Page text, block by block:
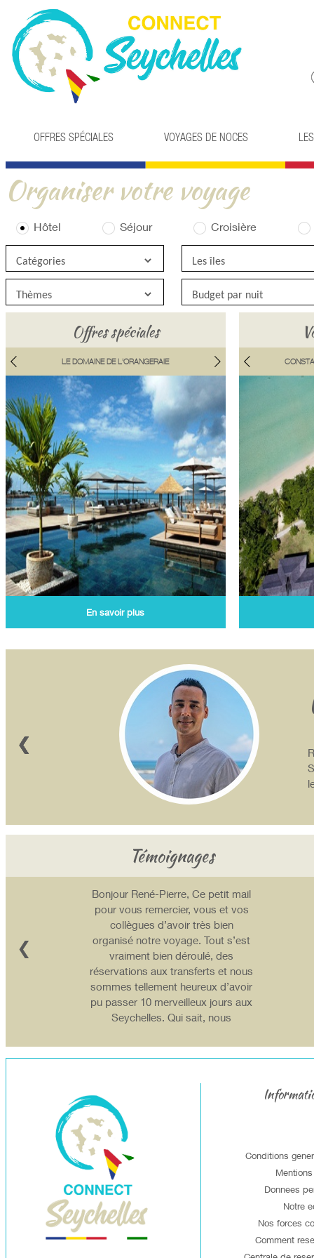
OFFRES SPÉCIALES VOYAGES DE NOCES
Organiser votre voyage
Hôtel Séjour Croisière
Offres spéciales
LE DOMAINE DE L'ORANGERAIE
En savoir plus
❮
❮
❮
❮
❮
❮
Témoignages
Bonjour René-Pierre, Ce petit mail
pour vous remercier, vous et vos
collègues d’avoir très bien
organisé notre voyage. Tout s’est
vraiment bien déroulé, des
réservations aux transferts et nous
sommes tellement heureux d’avoir
pu passer 10 merveilleux jours aux
Seychelles. Qui sait, nous
fois à l’avenir… nous adorons
plaisir et bonne journée. Bien à
Témoignages
Témoignages
Témoignages
Témoignages
Témoignages
Témoignages
Témoignages
Témoignages
Témoignages
Témoignages
Témoignages
❮
Conditions
Donnees
Notre
Nos forces
Comment